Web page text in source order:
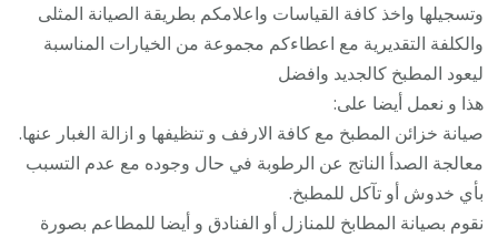
وتسجيلها واخذ كافة القياسات واعلامكم بطريقة الصيانة المثلى
والكلفة التقديرية مع اعطاءكم مجموعة من الخيارات المناسبة
ليعود المطبخ كالجديد وافضل
هذا و نعمل أيضا على:
صيانة خزائن المطبخ مع كافة الارفف و تنظيفها و ازالة الغبار عنها.
معالجة الصدأ الناتج عن الرطوبة في حال وجوده مع عدم التسبب
بأي خدوش أو تآكل للمطبخ.
نقوم بصيانة المطابخ للمنازل أو الفنادق و أيضا للمطاعم بصورة